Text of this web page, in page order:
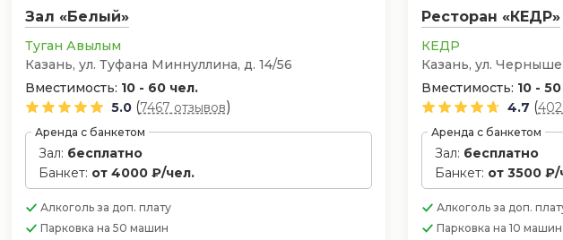
Зал «Белый»
Туган Авылым
Казань, ул. Туфана Миннуллина, д. 14/56
Вместимость: 10 - 60 чел.
5.0 (7467 отзывов)
Аренда с банкетом
Зал: бесплатно
Банкет: от 4000 ₽/чел.
Алкоголь за доп. плату
Парковка на 50 машин
Ресторан «КЕДР»
КЕДР
Казань, ул.
Вместимость: 10 -
4.7 (
Аренда с банкетом
Зал: бесплатно
Банкет: от 3500 ₽/
Алкогольза доп.
Парковкана 10 машин